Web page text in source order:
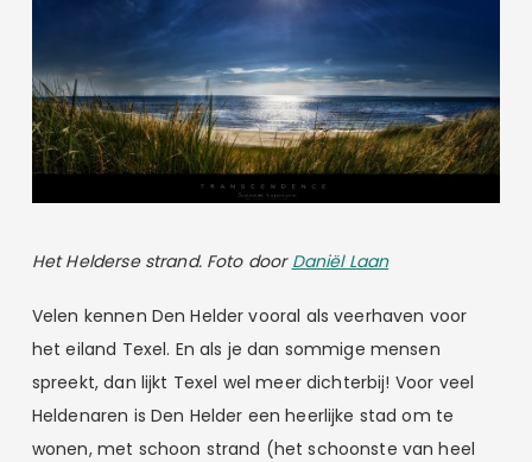
Het Helderse strand. Foto door Daniël Laan
Velen kennen Den Helder vooral als veerhaven voor
het eiland Texel. En als je dan sommige mensen
spreekt, dan lijkt Texel wel meer dichterbij! Voor veel
Heldenaren is Den Helder een heerlijke stad om te
wonen, met schoon strand (het schoonste van heel